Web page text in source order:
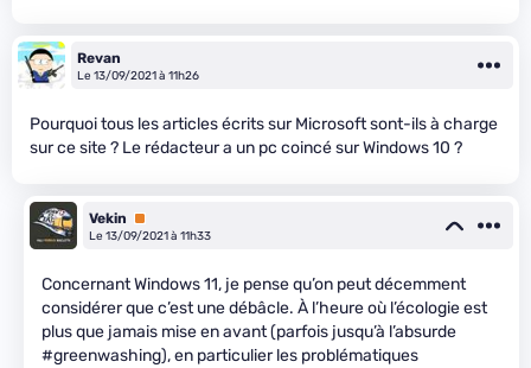
Revan
Le 13/09/2021 à 11h26
Pourquoi tous les articles écrits sur Microsoft sont-ils à charge
sur ce site ? Le rédacteur a un pc coincé sur Windows 10 ?
Vekin
Premium
Le 13/09/2021 à 11h33
Concernant Windows 11, je pense qu’on peut décemment
considérer que c’est une débâcle. À l’heure où l’écologie est
plus que jamais mise en avant (parfois jusqu’à l’absurde
#greenwashing), en particulier les problématiques